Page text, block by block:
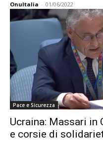
OnuItalia - 01/06/2022
Pace e Sicurezza
Ucraina: Massari in
e corsie di